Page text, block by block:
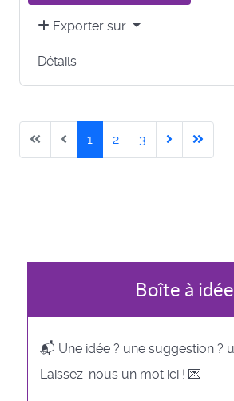
Exporter sur
Détails
1 2 3
Boîte à
📬 Une idée ? une suggestion ?
Laissez-nous un mot ici ! 💌